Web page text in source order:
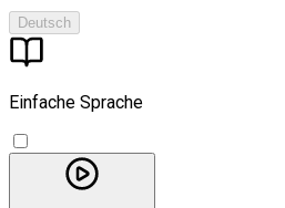
Deutsch
Einfache Sprache